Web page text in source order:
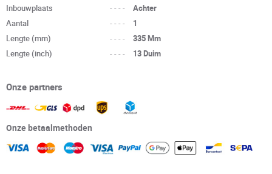
Inbouwplaats ----
Achter
Aantal
----
1
Lengte (mm)
----
335 Mm
Lengte (inch)
---- 13 Duim
Onze partners
Onze betaalmethoden